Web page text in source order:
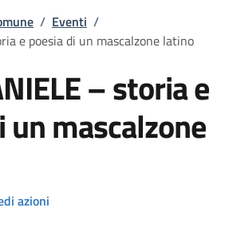
/ Eventi /
e poesia di un mascalzone latino
– storia e
un mascalzone
azioni